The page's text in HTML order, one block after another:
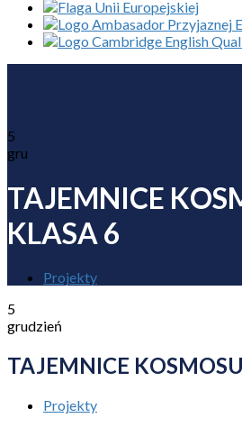
5
gru
TAJEMNICE
KLASA 6
Projekty
5
grudzień
TAJEMNICE
Projekty